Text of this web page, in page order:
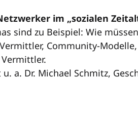
im „sozialen
sind zu Beispiel: Wie
Community-
a. Dr. Michael Schmitz,